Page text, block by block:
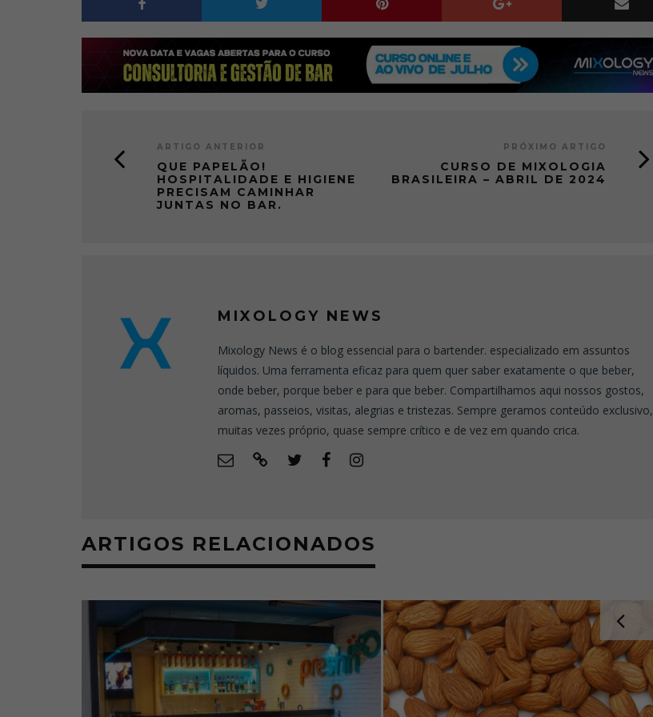
ARTIGO ANTERIOR
QUE PAPELÃO!
HOSPITALIDADE E HIGIENE
PRECISAM CAMINHAR
JUNTAS NO BAR.
PRÓXIMO ARTIGO
CURSO DE MIXOLOGIA
BRASILEIRA – ABRIL DE 2024
MIXOLOGY NEWS
Mixology News é o blog essencial para o bartender. especializado em assuntos
líquidos. Uma ferramenta eficaz para quem quer saber exatamente o que beber,
onde beber, porque beber e para que beber. Compartilhamos aqui nossos gostos,
aromas, passeios, visitas, alegrias e tristezas. Sempre geramos conteúdo exclusivo,
muitas vezes próprio, quase sempre crítico e de vez em quando crica.
ARTIGOS RELACIONADOS